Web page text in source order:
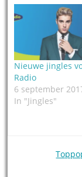
Nieuwe jingles
Radio
6 september
In "Jingles"